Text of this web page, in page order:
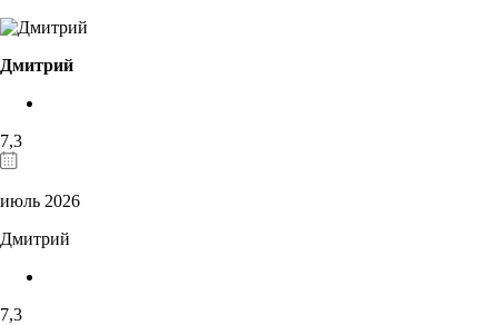
Дмитрий
7,3
июль 2026
Дмитрий
7,3